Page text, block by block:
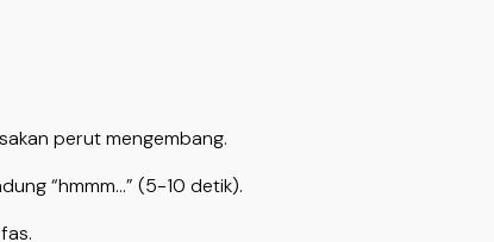
perut mengembang.
“hmmm…” (5-10 detik).